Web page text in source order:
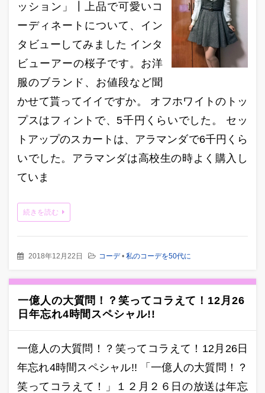
ッション」┃上品で可愛いコ
ーディネートについて、イン
タビューしてみました インタ
ビューアーの桜子です。お洋
服のブランド、お値段など聞
かせて貰ってイイですか。 オフホワイトのトッ
プスはフィントで、5千円くらいでした。 セッ
トアップのスカートは、アラマンダで6千円くら
いでした。アラマンダは高校生の時よく購入し
ていま
続きを読む
2018年12月22日 コーデ• 私のコーデを50代に
一億人の大質問！？笑ってコラえて！12月26
日年忘れ4時間スペシャル!!
一億人の大質問！？笑ってコラえて！12月26日
年忘れ4時間スペシャル!! 「一億人の大質問！？
笑ってコラえて！」１２月２６日の放送は年忘